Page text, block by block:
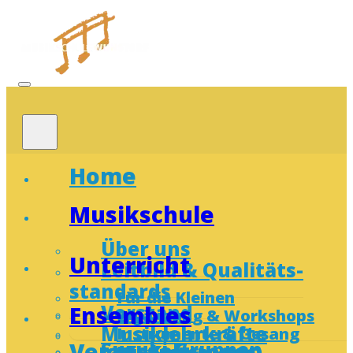
Home
Musikschule
Über uns
Leitbild & Qualitäts­
standards
Vorstand
Musiklehrkräfte
Unterricht
Für die Kleinen
Ergänzung & Workshops
Instrumente & Gesang
Ensembles